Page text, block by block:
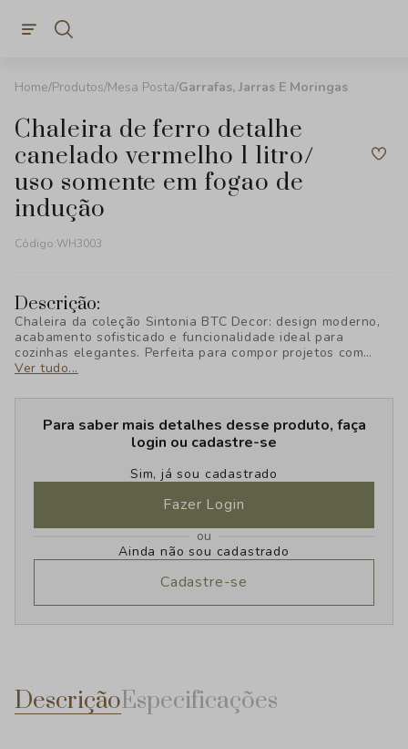
Produtos Mesa Posta Garrafas, Jarras E Moringas
chaleira de ferro detalhe
canelado vermelho 1 litro/
uso somente em fogao de
indução
Código:WH3003
Descrição:
Chaleira da coleção Sintonia BTC Decor: design moderno,
acabamento sofisticado e funcionalidade ideal para
cozinhas elegantes. Perfeita para compor projetos com
estilo e praticidade.
Ver tudo...
Para saber mais detalhes desse produto, faça
login ou cadastre-se
Sim, já sou cadastrado
Fazer Login
ou
Ainda não sou cadastrado
Cadastre-se
DescriçãoEspecificações